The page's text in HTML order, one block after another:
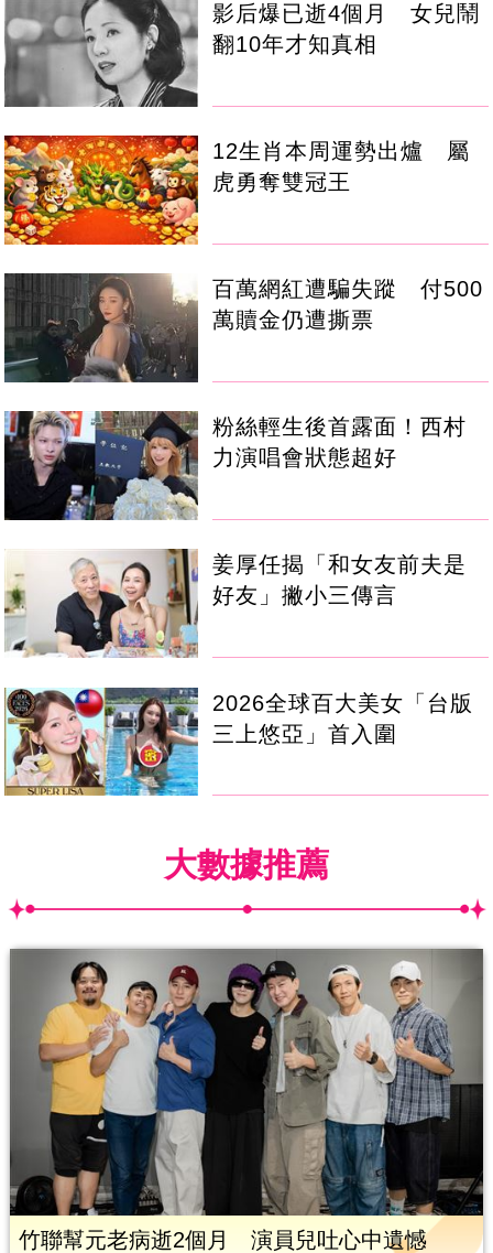
影后爆已逝4個月 女兒鬧
翻10年才知真相
12生肖本周運勢出爐 屬
虎勇奪雙冠王
百萬網紅遭騙失蹤 付500
萬贖金仍遭撕票
粉絲輕生後首露面！西村
力演唱會狀態超好
姜厚任揭「和女友前夫是
好友」撇小三傳言
2026全球百大美女「台版
三上悠亞」首入圍
大數據推薦
竹聯幫元老病逝2個月 演員兒吐心中遺憾